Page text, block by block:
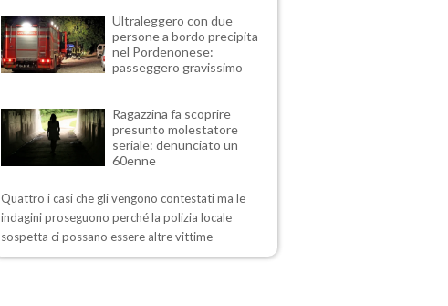
Ultraleggero con due
persone a bordo precipita
nel Pordenonese:
passeggero gravissimo
Ragazzina fa scoprire
presunto molestatore
seriale: denunciato un
60enne
Quattro i casi che gli vengono contestati ma le
indagini proseguono perché la polizia locale
sospetta ci possano essere altre vittime